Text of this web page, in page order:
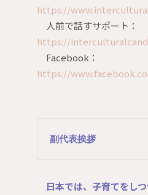
https://
人前で話すサポート：
https://
Facebook：
https://
副代表挨拶
日本では、子育てをし